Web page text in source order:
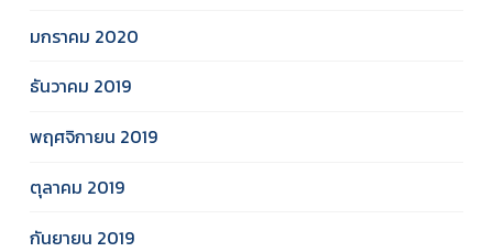
มกราคม 2020
ธันวาคม 2019
พฤศจิกายน 2019
ตุลาคม 2019
กันยายน 2019